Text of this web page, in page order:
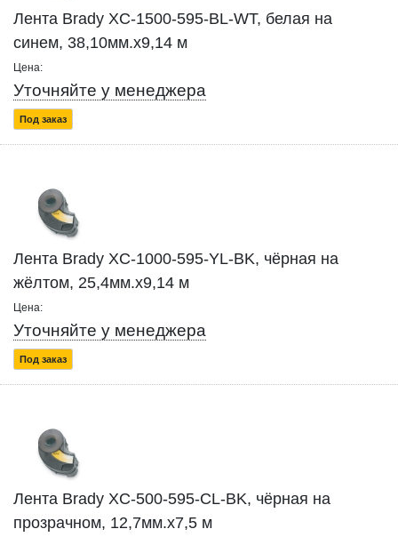
Лента Brady XC-1500-595-BL-WT, белая на
синем, 38,10мм.х9,14 м
Цена:
Уточняйте у менеджера
Под заказ
Лента Brady XC-1000-595-YL-BK, чёрная на
жёлтом, 25,4мм.х9,14 м
Цена:
Уточняйте у менеджера
Под заказ
Лента Brady XC-500-595-CL-BK, чёрная на
прозрачном, 12,7мм.х7,5 м